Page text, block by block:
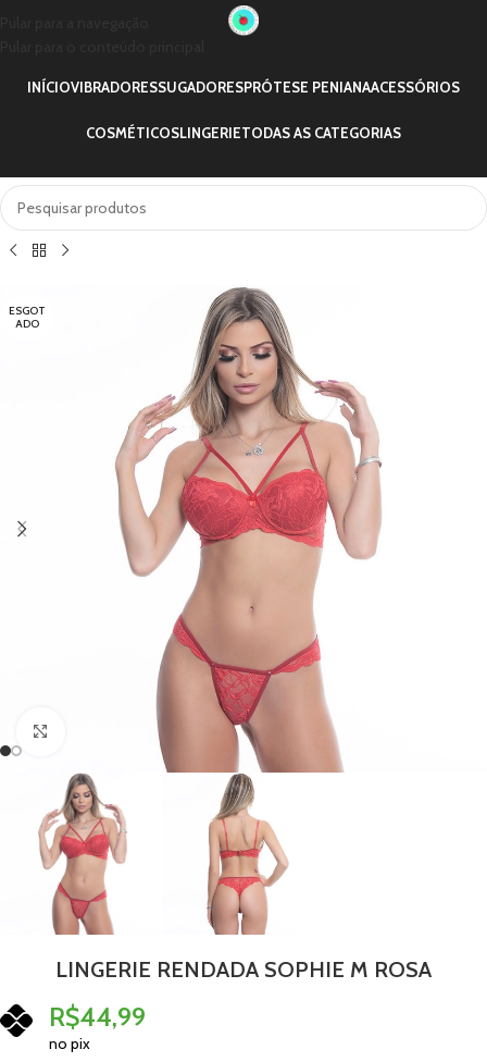
INÍCIOVIBRADORESSUGADORESPRÓTESE PENIANAACESSÓRIOS
COSMÉTICOSLINGERIETODAS AS CATEGORIAS
ESGOT
ADO
Clique para ampliar
LINGERIE RENDADA SOPHIE M ROSA
R$44,99
no pix